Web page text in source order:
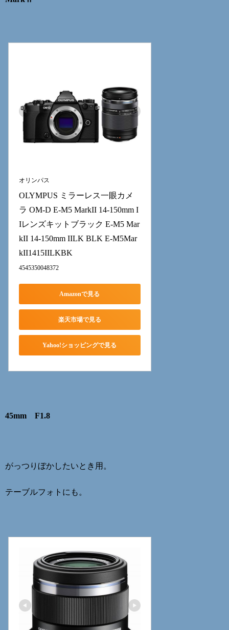
オリンパス
OLYMPUS ミラーレス一眼カメ
ラ OM-D E-M5 MarkII 14-150mm I
Iレンズキットブラック E-M5 Mar
kII 14-150mm IILK BLK E-M5Mar
kII1415IILKBK
4545350048372
Amazonで見る
楽天市場で見る
Yahoo!ショッピングで見る
45mm F1.8
がっつりぼかしたいとき用。
テーブルフォトにも。